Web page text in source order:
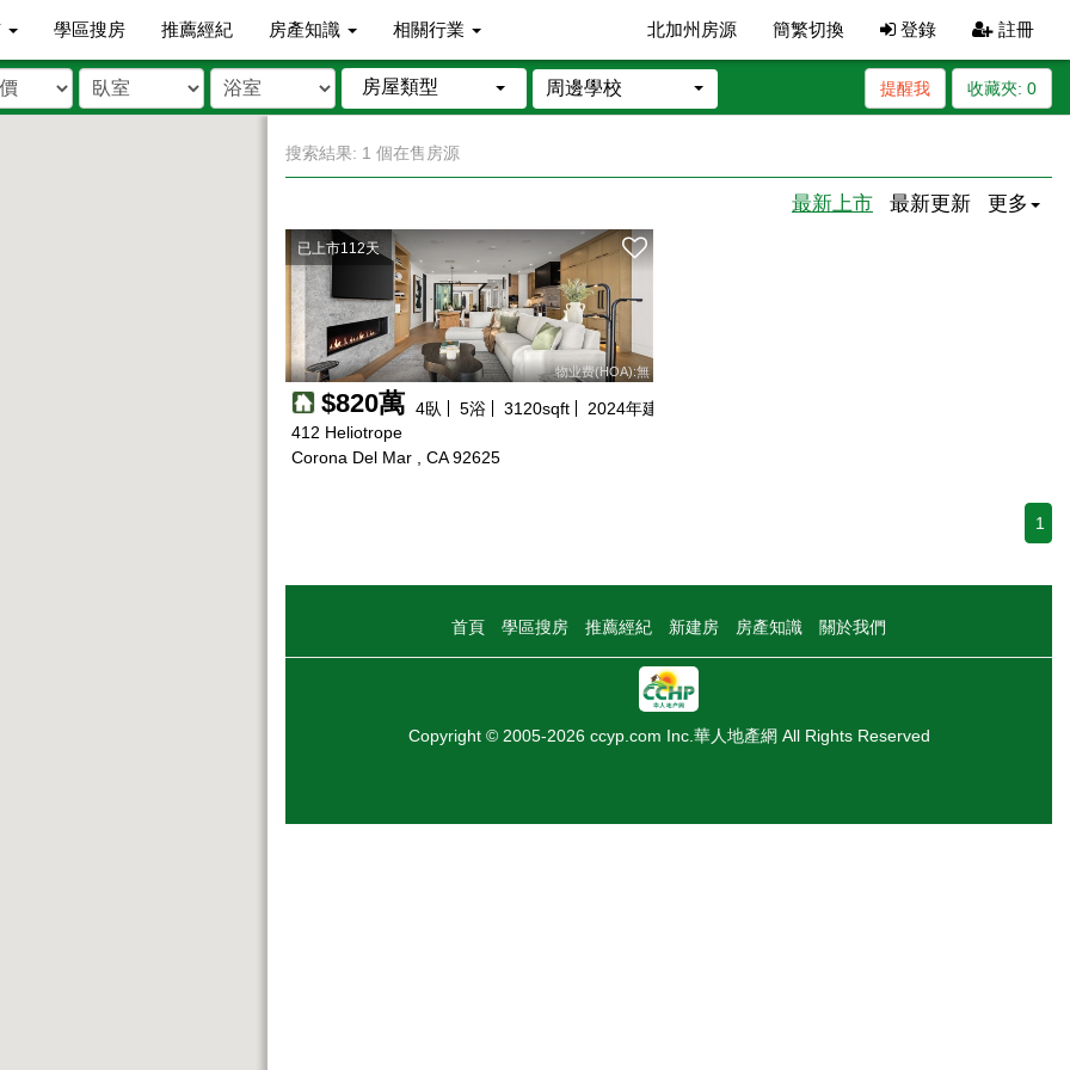
學區搜房 推薦經紀 房產知識 相關行業 北加州房源 簡繁切換 登錄 註冊
房屋類型 周邊學校 收藏夾: 0
提醒我
搜索結果: 1 個在售房源
最新上市 最新更新 更多
已上市112天
物业费(HOA):無
$820萬 4臥 5浴 3120sqft 2024年建
412 Heliotrope
Corona Del Mar , CA 92625
1
首頁 學區搜房 推薦經紀 新建房 房產知識 關於我們
Copyright © 2005-2026 ccyp.com Inc.華人地產網 All Rights Reserved